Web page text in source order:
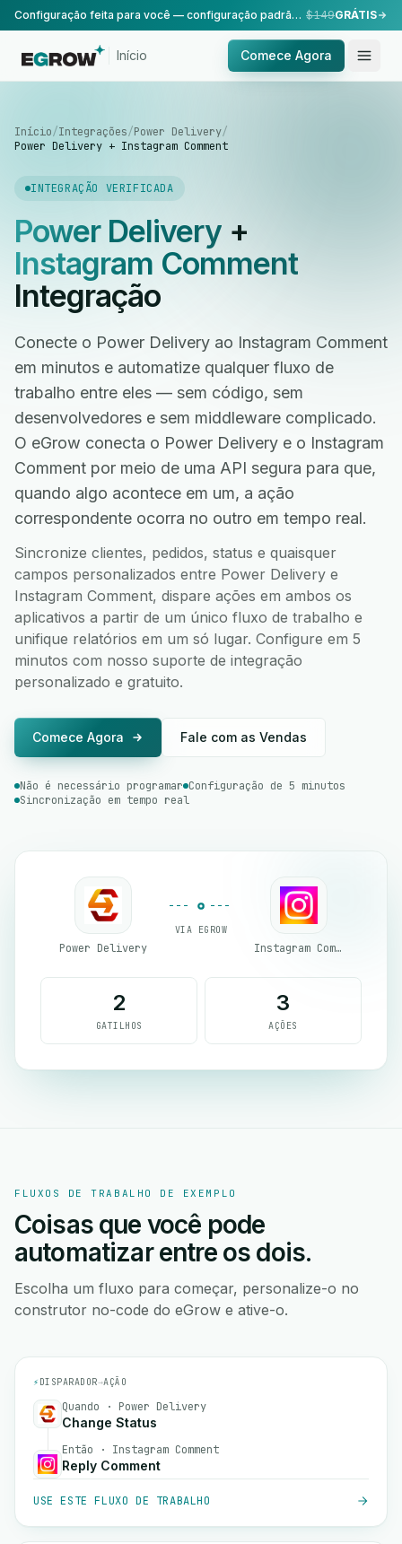
Configuração feita para você — configuração padrão, realizada pela nossa equipe. $149GRÁTIS
Início Comece Agora
Início/Integrações/Power Delivery/
Power Delivery + Instagram Comment
INTEGRAÇÃO VERIFICADA
Power Delivery+
Instagram Comment
Integração
Conecte o Power Delivery ao Instagram Comment
em minutos e automatize qualquer fluxo de
trabalho entre eles — sem código, sem
desenvolvedores e sem middleware complicado.
O eGrow conecta o Power Delivery e o Instagram
Comment por meio de uma API segura para que,
quando algo acontece em um, a ação
correspondente ocorra no outro em tempo real.
Sincronize clientes, pedidos, status e quaisquer
campos personalizados entre Power Delivery e
Instagram Comment, dispare ações em ambos os
aplicativos a partir de um único fluxo de trabalho e
unifique relatórios em um só lugar. Configure em 5
minutos com nosso suporte de integração
personalizado e gratuito.
Comece Agora Fale com as Vendas
Não é necessário programar Configuração de 5 minutos
Sincronização em tempo real
Power Delivery
VIA EGROW
Instagram Comment
2
GATILHOS
3
AÇÕES
FLUXOS DE TRABALHO DE EXEMPLO
Coisas que você pode
automatizar entre os dois.
Escolha um fluxo para começar, personalize-o no
construtor no-code do eGrow e ative-o.
⚡ DISPARADOR→AÇÃO
Quando · Power Delivery
Change Status
Então · Instagram Comment
Reply Comment
USE ESTE FLUXO DE TRABALHO